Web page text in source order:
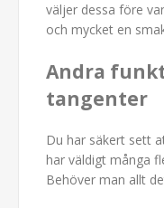
väljer dessa före
och mycket en
Andra
tangenter
Du har säkert sett
har väldigt många
Behöver man allt